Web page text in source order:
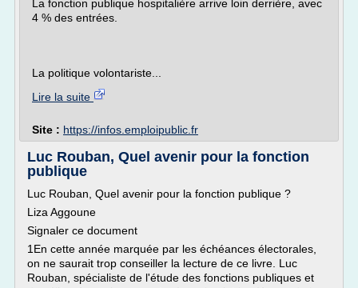
La fonction publique hospitalière arrive loin derrière, avec
4 % des entrées.
La politique volontariste...
Lire la suite
Site : https://infos.emploipublic.fr
Luc Rouban, Quel avenir pour la fonction
publique
Luc Rouban, Quel avenir pour la fonction publique ?
Liza Aggoune
Signaler ce document
1En cette année marquée par les échéances électorales,
on ne saurait trop conseiller la lecture de ce livre. Luc
Rouban, spécialiste de l'étude des fonctions publiques et